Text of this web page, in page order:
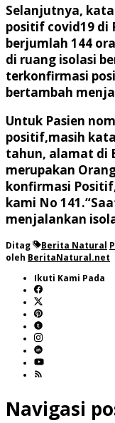
Selanjutnya,
positif covid19 di
berjumlah 144
di ruang isolasi
terkonfirmasi
bertambah
Untuk Pasien
positif,masih
tahun, alamat di
merupakan
konfirmasi
kami No
menjalankan
Ditag Berita Natural
oleh BeritaNatural.net
Ikuti Kami Pada
Navigasi